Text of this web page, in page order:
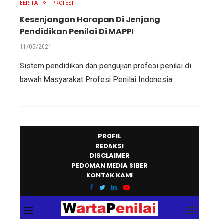
BERITA PROFESI
Kesenjangan Harapan Di Jenjang
Pendidikan Penilai Di MAPPI
11/05/2021
Sistem pendidikan dan pengujian profesi penilai di
bawah Masyarakat Profesi Penilai Indonesia…
PROFIL
REDAKSI
DISCLAIMER
PEDOMAN MEDIA SIBER
KONTAK KAMI